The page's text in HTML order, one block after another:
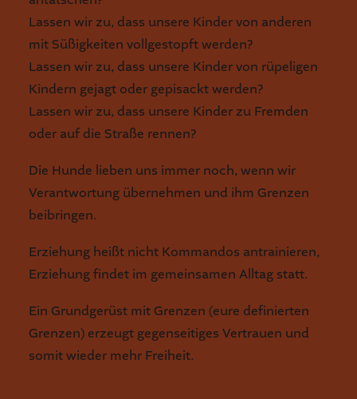
Lassen wir zu, dass unsere Kinder von anderen
mit Süßigkeiten vollgestopft werden?
Lassen wir zu, dass unsere Kinder von rüpeligen
Kindern gejagt oder gepisackt werden?
Lassen wir zu, dass unsere Kinder zu Fremden
oder auf die Straße rennen?
Die Hunde lieben uns immer noch, wenn wir
Verantwortung übernehmen und ihm Grenzen
beibringen.
Erziehung heißt nicht Kommandos antrainieren,
Erziehung findet im gemeinsamen Alltag statt.
Ein Grundgerüst mit Grenzen (eure definierten
Grenzen) erzeugt gegenseitiges Vertrauen und
somit wieder mehr Freiheit.